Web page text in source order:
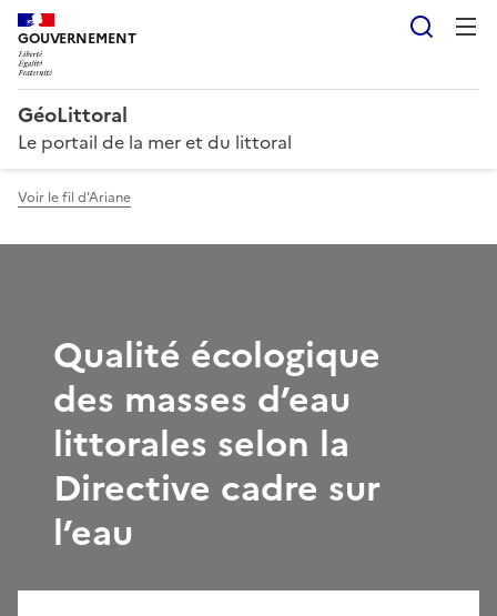
GOUVERNEMENT
GéoLittoral
Le portail de la mer et du littoral
Voir le fil d'Ariane
Qualité écologique
des masses d’eau
littorales selon la
Directive cadre sur
l’eau